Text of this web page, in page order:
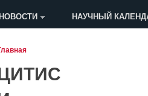
пользователя
НАУЧНЫЙ
здесь